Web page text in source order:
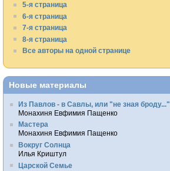
5-я страница
6-я страница
7-я страница
8-я страница
Все авторы на одной странице
Новые материалы
Из Павлов - в Савлы, или "не зная броду..."
Монахиня Евфимия Пащенко
Мастера
Монахиня Евфимия Пащенко
Вокруг Солнца
Илья Криштул
Царской Семье